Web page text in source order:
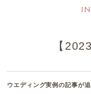
【
ウエディング実例の記事が